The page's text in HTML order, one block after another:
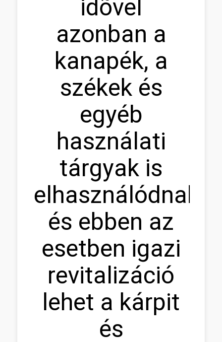
idõvel
azonban a
kanapék, a
székek és
egyéb
használati
tárgyak is
elhasználódnak,
és ebben az
esetben igazi
revitalizáció
lehet a kárpit
és